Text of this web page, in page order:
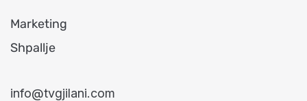
Marketing
Shpallje
info@tvgjilani.com